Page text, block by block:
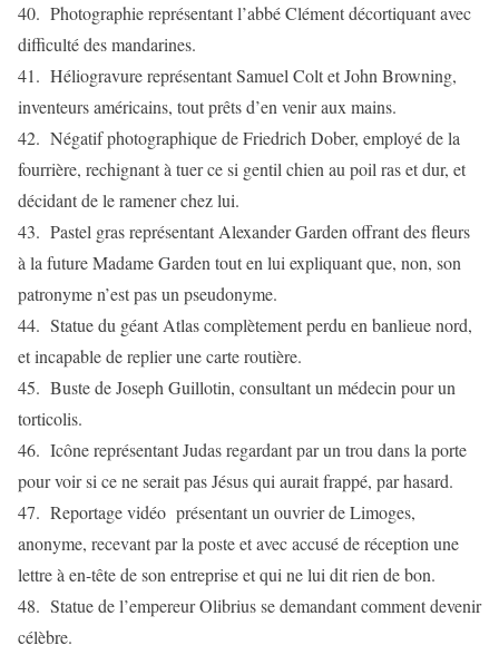
40. Photographie représentant l’abbé Clément décortiquant avec
difficulté des mandarines.
41. Héliogravure représentant Samuel Colt et John Browning,
inventeurs américains, tout prêts d’en venir aux mains.
42. Négatif photographique de Friedrich Dober, employé de la
fourrière, rechignant à tuer ce si gentil chien au poil ras et dur, et
décidant de le ramener chez lui.
43. Pastel gras représentant Alexander Garden offrant des fleurs
à la future Madame Garden tout en lui expliquant que, non, son
patronyme n’est pas un pseudonyme.
44. Statue du géant Atlas complètement perdu en banlieue nord,
et incapable de replier une carte routière.
45. Buste de Joseph Guillotin, consultant un médecin pour un
torticolis.
46. Icône représentant Judas regardant par un trou dans la porte
pour voir si ce ne serait pas Jésus qui aurait frappé, par hasard.
47. Reportage vidéo présentant un ouvrier de Limoges,
anonyme, recevant par la poste et avec accusé de réception une
lettre à en-tête de son entreprise et qui ne lui dit rien de bon.
48. Statue de l’empereur Olibrius se demandant comment devenir
célèbre.